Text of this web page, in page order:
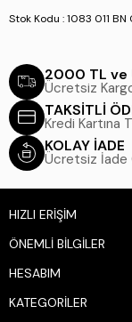
Stok Kodu : 1083 011 BN
2000 TL ve
Ücretsiz
TAKSİTLİ
Kredi Kartına
KOLAY İADE
Ücretsiz İade
HIZLI ERİŞİM
ÖNEMLİ BİLGİLER
HESABIM
KATEGORİLER